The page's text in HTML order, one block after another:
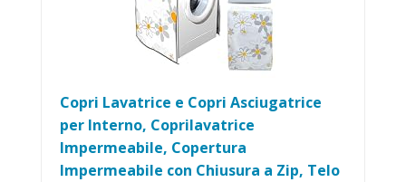
Copri Lavatrice e Copri Asciugatrice
per Interno, Coprilavatrice
Impermeabile, Copertura
Impermeabile con Chiusura a Zip, Telo